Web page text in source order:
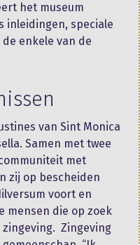
het museum
inleidingen, speciale
enkele van de
van Sint Monica
Samen met twee
met
zij op bescheiden
voort en
mensen die op zoek
Zingeving